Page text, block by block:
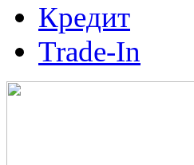
Кредит
Trade-In